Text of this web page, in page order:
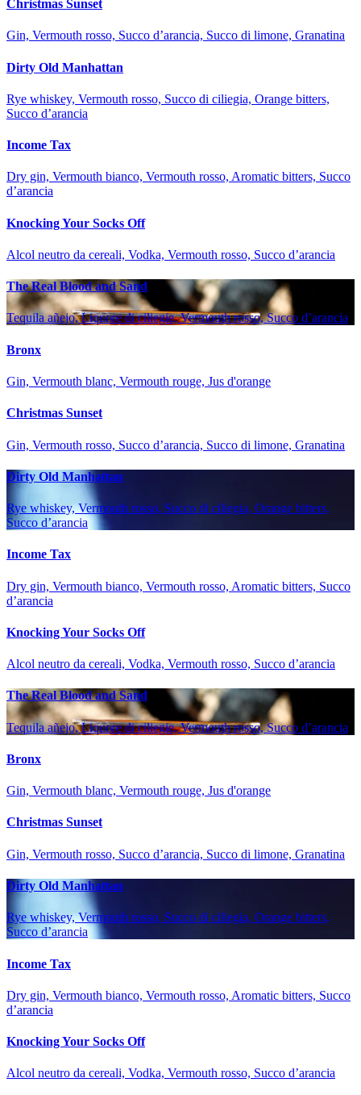
Christmas Sunset
Gin, Vermouth rosso, Succo d’arancia, Succo di limone, Granatina
Dirty Old Manhattan
Rye whiskey, Vermouth rosso, Succo di ciliegia, Orange bitters,
Succo d’arancia
Income Tax
Dry gin, Vermouth bianco, Vermouth rosso, Aromatic bitters, Succo
d’arancia
Knocking Your Socks Off
Alcol neutro da cereali, Vodka, Vermouth rosso, Succo d’arancia
The Real Blood and Sand
Tequila añejo, Liquore di ciliegie, Vermouth rosso, Succo d’arancia
Bronx
Gin, Vermouth blanc, Vermouth rouge, Jus d'orange
Christmas Sunset
Gin, Vermouth rosso, Succo d’arancia, Succo di limone, Granatina
Dirty Old Manhattan
Rye whiskey, Vermouth rosso, Succo di ciliegia, Orange bitters,
Succo d’arancia
Income Tax
Dry gin, Vermouth bianco, Vermouth rosso, Aromatic bitters, Succo
d’arancia
Knocking Your Socks Off
Alcol neutro da cereali, Vodka, Vermouth rosso, Succo d’arancia
The Real Blood and Sand
Tequila añejo, Liquore di ciliegie, Vermouth rosso, Succo d’arancia
Bronx
Gin, Vermouth blanc, Vermouth rouge, Jus d'orange
Christmas Sunset
Gin, Vermouth rosso, Succo d’arancia, Succo di limone, Granatina
Dirty Old Manhattan
Rye whiskey, Vermouth rosso, Succo di ciliegia, Orange bitters,
Succo d’arancia
Income Tax
Dry gin, Vermouth bianco, Vermouth rosso, Aromatic bitters, Succo
d’arancia
Knocking Your Socks Off
Alcol neutro da cereali, Vodka, Vermouth rosso, Succo d’arancia